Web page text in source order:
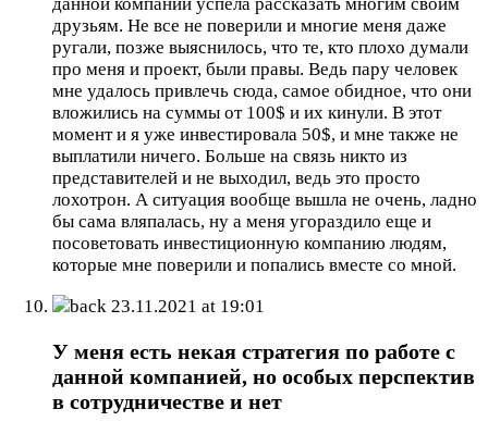
друзьям. Не все не поверили и многие меня даже
ругали, позже выяснилось, что те, кто плохо думали
про меня и проект, были правы. Ведь пару человек
мне удалось привлечь сюда, самое обидное, что они
вложились на суммы от 100$ и их кинули. В этот
момент и я уже инвестировала 50$, и мне также не
выплатили ничего. Больше на связь никто из
представителей и не выходил, ведь это просто
лохотрон. А ситуация вообще вышла не очень, ладно
бы сама вляпалась, ну а меня угораздило еще и
посоветовать инвестиционную компанию людям,
которые мне поверили и попались вместе со мной.
back 23.11.2021 at 19:01
У меня есть некая стратегия по работе с
данной компанией, но особых перспектив
в сотрудничестве и нет